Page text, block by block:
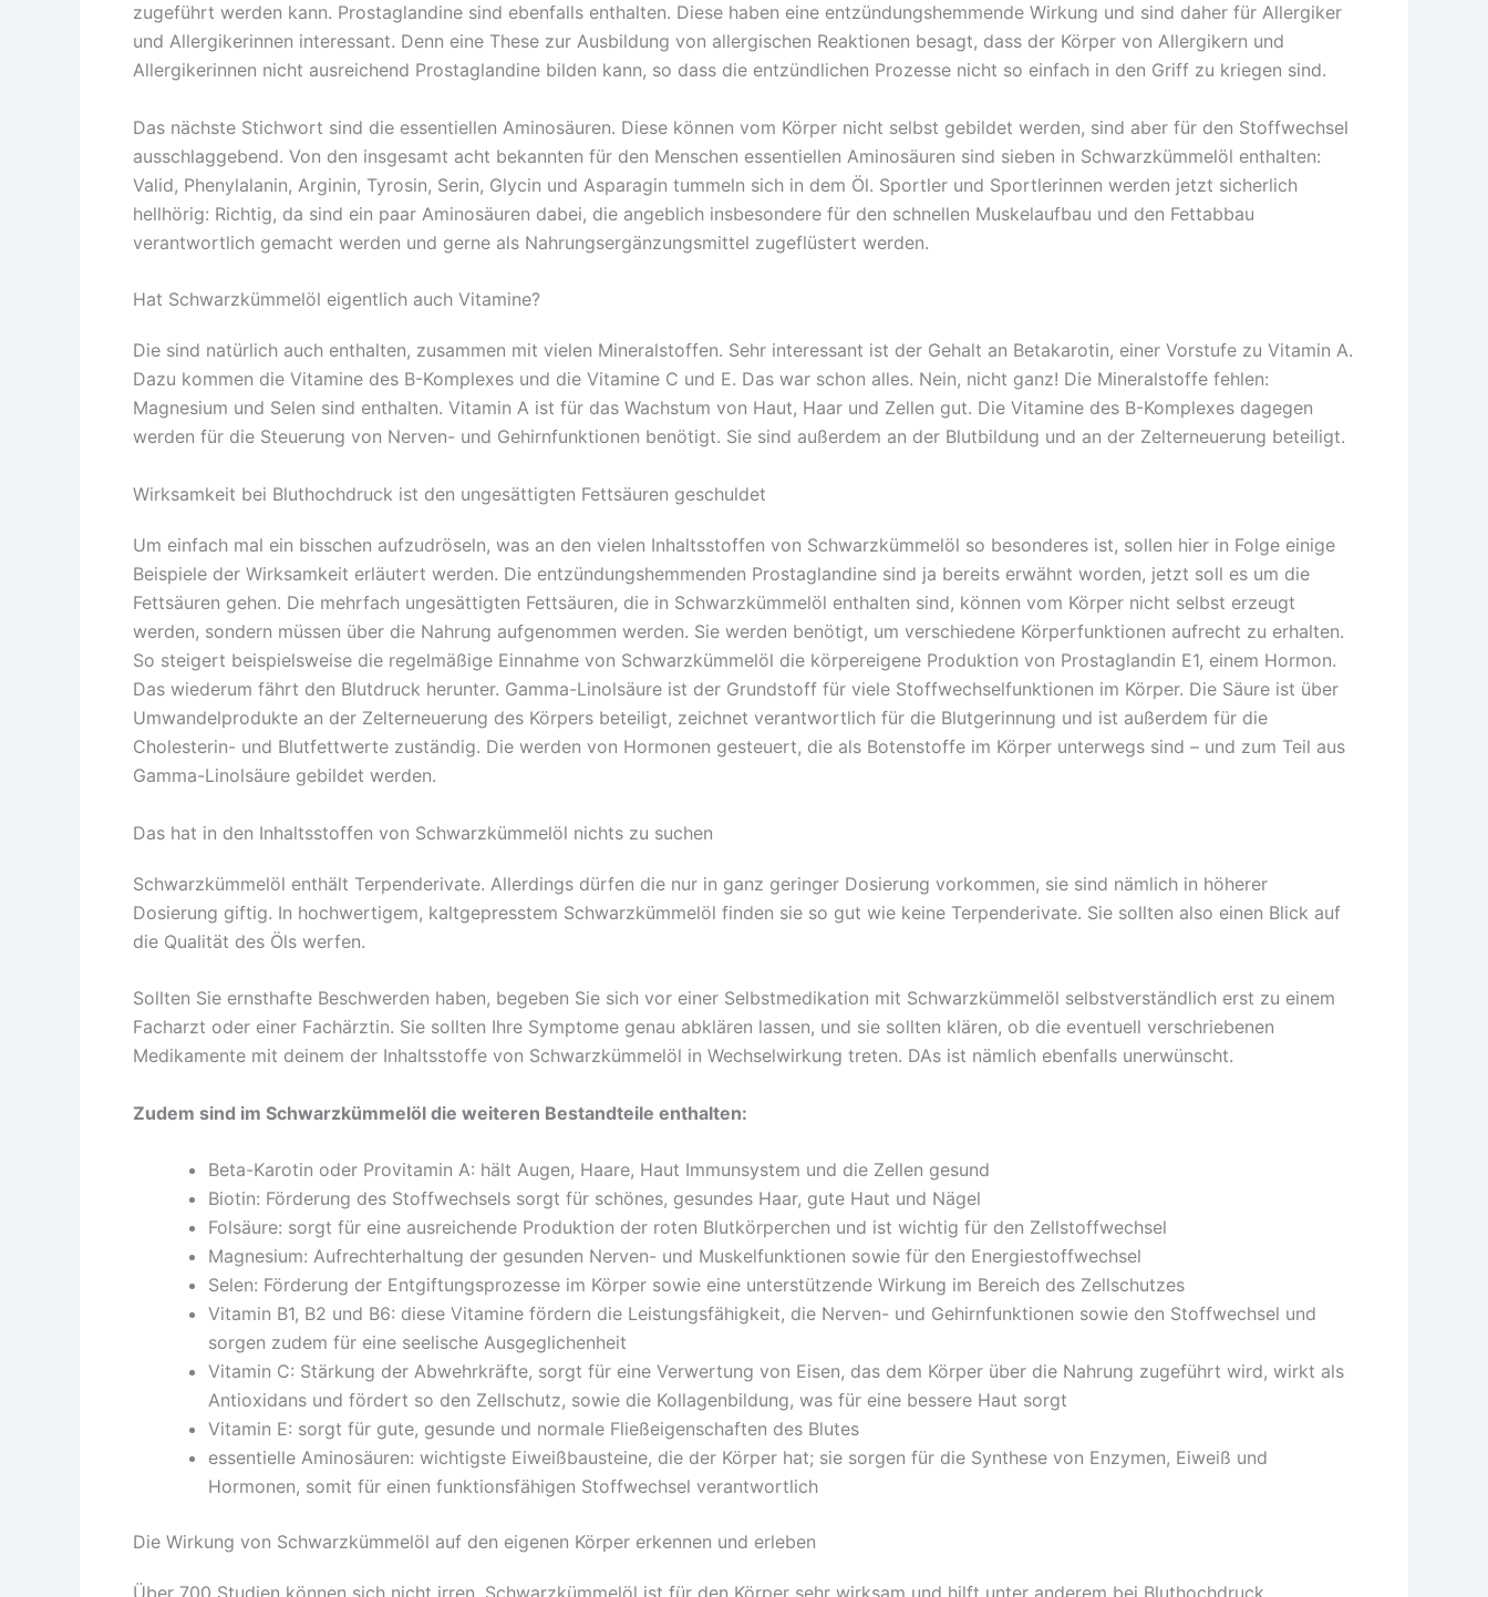
zugeführt werden kann. Prostaglandine sind ebenfalls enthalten. Diese haben eine entzündungshemmende Wirkung und sind daher für Allergiker
und Allergikerinnen interessant. Denn eine These zur Ausbildung von allergischen Reaktionen besagt, dass der Körper von Allergikern und
Allergikerinnen nicht ausreichend Prostaglandine bilden kann, so dass die entzündlichen Prozesse nicht so einfach in den Griff zu kriegen sind.
Das nächste Stichwort sind die essentiellen Aminosäuren. Diese können vom Körper nicht selbst gebildet werden, sind aber für den Stoffwechsel
ausschlaggebend. Von den insgesamt acht bekannten für den Menschen essentiellen Aminosäuren sind sieben in Schwarzkümmelöl enthalten:
Valid, Phenylalanin, Arginin, Tyrosin, Serin, Glycin und Asparagin tummeln sich in dem Öl. Sportler und Sportlerinnen werden jetzt sicherlich
hellhörig: Richtig, da sind ein paar Aminosäuren dabei, die angeblich insbesondere für den schnellen Muskelaufbau und den Fettabbau
verantwortlich gemacht werden und gerne als Nahrungsergänzungsmittel zugeflüstert werden.
Hat Schwarzkümmelöl eigentlich auch Vitamine?
Die sind natürlich auch enthalten, zusammen mit vielen Mineralstoffen. Sehr interessant ist der Gehalt an Betakarotin, einer Vorstufe zu Vitamin A.
Dazu kommen die Vitamine des B-Komplexes und die Vitamine C und E. Das war schon alles. Nein, nicht ganz! Die Mineralstoffe fehlen:
Magnesium und Selen sind enthalten. Vitamin A ist für das Wachstum von Haut, Haar und Zellen gut. Die Vitamine des B-Komplexes dagegen
werden für die Steuerung von Nerven- und Gehirnfunktionen benötigt. Sie sind außerdem an der Blutbildung und an der Zelterneuerung beteiligt.
Wirksamkeit bei Bluthochdruck ist den ungesättigten Fettsäuren geschuldet
Um einfach mal ein bisschen aufzudröseln, was an den vielen Inhaltsstoffen von Schwarzkümmelöl so besonderes ist, sollen hier in Folge einige
Beispiele der Wirksamkeit erläutert werden. Die entzündungshemmenden Prostaglandine sind ja bereits erwähnt worden, jetzt soll es um die
Fettsäuren gehen. Die mehrfach ungesättigten Fettsäuren, die in Schwarzkümmelöl enthalten sind, können vom Körper nicht selbst erzeugt
werden, sondern müssen über die Nahrung aufgenommen werden. Sie werden benötigt, um verschiedene Körperfunktionen aufrecht zu erhalten.
So steigert beispielsweise die regelmäßige Einnahme von Schwarzkümmelöl die körpereigene Produktion von Prostaglandin E1, einem Hormon.
Das wiederum fährt den Blutdruck herunter. Gamma-Linolsäure ist der Grundstoff für viele Stoffwechselfunktionen im Körper. Die Säure ist über
Umwandelprodukte an der Zelterneuerung des Körpers beteiligt, zeichnet verantwortlich für die Blutgerinnung und ist außerdem für die
Cholesterin- und Blutfettwerte zuständig. Die werden von Hormonen gesteuert, die als Botenstoffe im Körper unterwegs sind – und zum Teil aus
Gamma-Linolsäure gebildet werden.
Das hat in den Inhaltsstoffen von Schwarzkümmelöl nichts zu suchen
Schwarzkümmelöl enthält Terpenderivate. Allerdings dürfen die nur in ganz geringer Dosierung vorkommen, sie sind nämlich in höherer
Dosierung giftig. In hochwertigem, kaltgepresstem Schwarzkümmelöl finden sie so gut wie keine Terpenderivate. Sie sollten also einen Blick auf
die Qualität des Öls werfen.
Sollten Sie ernsthafte Beschwerden haben, begeben Sie sich vor einer Selbstmedikation mit Schwarzkümmelöl selbstverständlich erst zu einem
Facharzt oder einer Fachärztin. Sie sollten Ihre Symptome genau abklären lassen, und sie sollten klären, ob die eventuell verschriebenen
Medikamente mit deinem der Inhaltsstoffe von Schwarzkümmelöl in Wechselwirkung treten. DAs ist nämlich ebenfalls unerwünscht.
Zudem sind im Schwarzkümmelöl die weiteren Bestandteile enthalten:
Beta-Karotin oder Provitamin A: hält Augen, Haare, Haut Immunsystem und die Zellen gesund
Biotin: Förderung des Stoffwechsels sorgt für schönes, gesundes Haar, gute Haut und Nägel
Folsäure: sorgt für eine ausreichende Produktion der roten Blutkörperchen und ist wichtig für den Zellstoffwechsel
Magnesium: Aufrechterhaltung der gesunden Nerven- und Muskelfunktionen sowie für den Energiestoffwechsel
Selen: Förderung der Entgiftungsprozesse im Körper sowie eine unterstützende Wirkung im Bereich des Zellschutzes
Vitamin B1, B2 und B6: diese Vitamine fördern die Leistungsfähigkeit, die Nerven- und Gehirnfunktionen sowie den Stoffwechsel und
sorgen zudem für eine seelische Ausgeglichenheit
Vitamin C: Stärkung der Abwehrkräfte, sorgt für eine Verwertung von Eisen, das dem Körper über die Nahrung zugeführt wird, wirkt als
Antioxidans und fördert so den Zellschutz, sowie die Kollagenbildung, was für eine bessere Haut sorgt
Vitamin E: sorgt für gute, gesunde und normale Fließeigenschaften des Blutes
essentielle Aminosäuren: wichtigste Eiweißbausteine, die der Körper hat; sie sorgen für die Synthese von Enzymen, Eiweiß und
Hormonen, somit für einen funktionsfähigen Stoffwechsel verantwortlich
Die Wirkung von Schwarzkümmelöl auf den eigenen Körper erkennen und erleben